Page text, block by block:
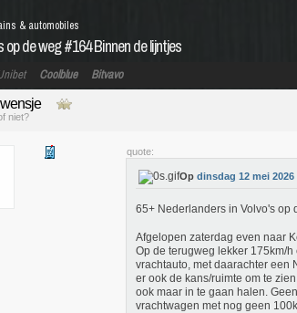
op de weg #164 Binnen de lijntjes
& automobiles
Coolblue Bitvavo
niet?
quote:
Op dinsdag 12 mei 2026
65+ Nederlanders in Volvo's op
Afgelopen zaterdag even naar
Op de terugweg lekker 175km/
vrachtauto, met daarachter een
er ook de kans/ruimte om te
ook maar in te gaan halen.
vrachtwagen met nog geen